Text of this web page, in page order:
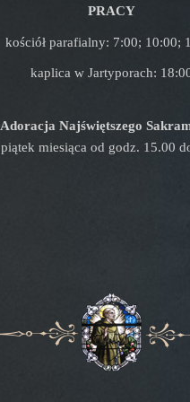
PRACY
kościół parafialny: 7:00; 10:00;
kaplica w Jartyporach:
Adoracja Najświętszego
miesiąca od godz. 15.00